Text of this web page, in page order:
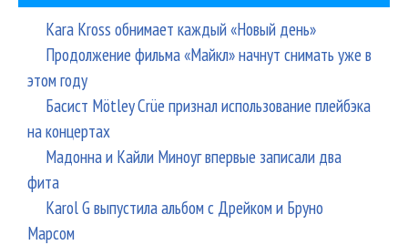
Kara Kross обнимает каждый «Новый день»
Продолжение фильма «Майкл» начнут снимать уже в
этом году
Басист Mötley Crüe признал использование плейбэка
на концертах
Мадонна и Кайли Миноуг впервые записали два
фита
Karol G выпустила альбом с Дрейком и Бруно
Марсом